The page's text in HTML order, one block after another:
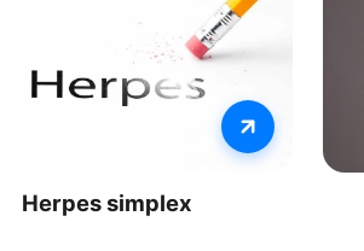
Herpes simplex